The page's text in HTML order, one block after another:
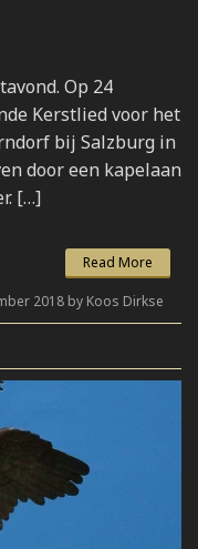
Op 24
Kerstlied voor het
bij Salzburg in
door een kapelaan
[…]
Read More
2018 by Koos Dirkse